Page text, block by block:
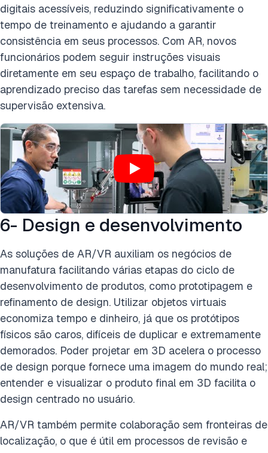
digitais acessíveis, reduzindo significativamente o
tempo de treinamento e ajudando a garantir
consistência em seus processos. Com AR, novos
funcionários podem seguir instruções visuais
diretamente em seu espaço de trabalho, facilitando o
aprendizado preciso das tarefas sem necessidade de
supervisão extensiva.
6- Design e desenvolvimento
As soluções de AR/VR auxiliam os negócios de
manufatura facilitando várias etapas do ciclo de
desenvolvimento de produtos, como prototipagem e
refinamento de design. Utilizar objetos virtuais
economiza tempo e dinheiro, já que os protótipos
físicos são caros, difíceis de duplicar e extremamente
demorados. Poder projetar em 3D acelera o processo
de design porque fornece uma imagem do mundo real;
entender e visualizar o produto final em 3D facilita o
design centrado no usuário.
AR/VR também permite colaboração sem fronteiras de
localização, o que é útil em processos de revisão e